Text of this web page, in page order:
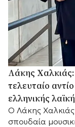
Λάκης
τελευταίο
ελληνικής
Ο Λάκης
σπουδαία